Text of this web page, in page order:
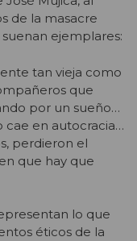
de la masacre
ejemplares:
tan vieja como
que
por un sueño…
cae en autocracia…
perdieron el
que hay que
lo que
éticos de la